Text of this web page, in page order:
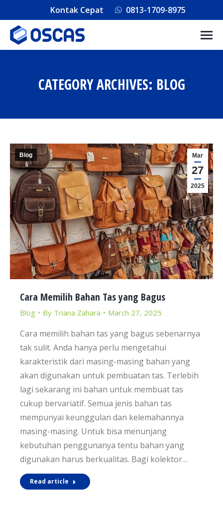
Kontak Cepat 0813-1709-8975
CATEGORY ARCHIVES: BLOG
Mar
27
2025
Blog
Cara Memilih Bahan Tas yang Bagus
Blog By Triana Zahara March 27, 2025
Cara memilih bahan tas yang bagus sebenarnya
tak sulit. Anda hanya perlu mengetahui
karakteristik dari masing-masing bahan yang
akan digunakan untuk pembuatan tas. Terlebih
lagi sekarang ini bahan untuk membuat tas
cukup bervariatif. Semua jenis bahan tas
mempunyai keunggulan dan kelemahannya
masing-masing. Untuk bisa menunjang
kebutuhan penggunanya tentu bahan yang
digunakan harus berkualitas. Bagi kolektor…
Read article